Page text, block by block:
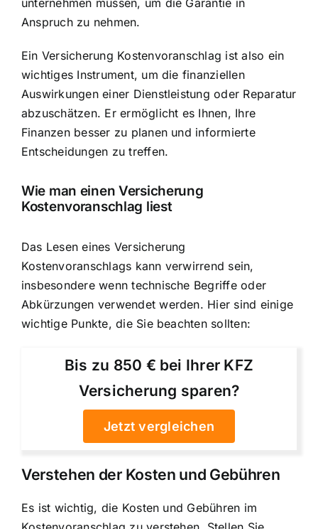
Anspruch zu nehmen.
Ein Versicherung Kostenvoranschlag ist also ein
wichtiges Instrument, um die finanziellen
Auswirkungen einer Dienstleistung oder Reparatur
abzuschätzen. Er ermöglicht es Ihnen, Ihre
Finanzen besser zu planen und informierte
Entscheidungen zu treffen.
Wie man einen Versicherung
Kostenvoranschlag liest
Das Lesen eines Versicherung
Kostenvoranschlags kann verwirrend sein,
insbesondere wenn technische Begriffe oder
Abkürzungen verwendet werden. Hier sind einige
wichtige Punkte, die Sie beachten sollten:
Bis zu 850 € bei Ihrer KFZ
Versicherung sparen?
Jetzt vergleichen
Verstehen der Kosten und Gebühren
Es ist wichtig, die Kosten und Gebühren im